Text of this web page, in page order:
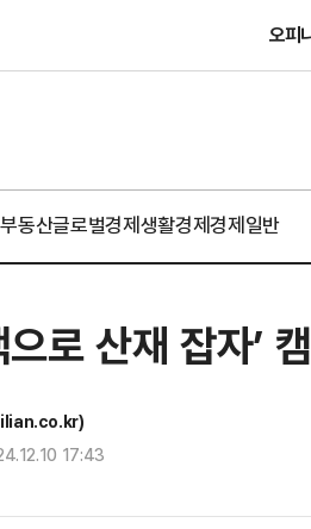
오피
부동산글로벌경제생활경제경제일반
로 산재 잡자’
17:43